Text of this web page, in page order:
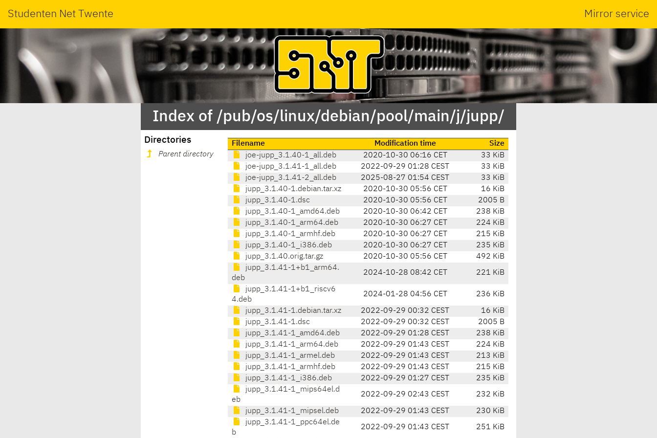
Studenten Net Twente Mirror service
Index of /pub/os/linux/debian/pool/main/j/jupp/
Directories
Parent directory
Filename Modification time
Size
joe-jupp_3.1.40-1_all.deb
2020-10-30 06:16 CET
33 KiB
joe-jupp_3.1.41-1_all.deb
2022-09-29 01:28 CEST
33 KiB
joe-jupp_3.1.41-2_all.deb
2025-08-27 01:54 CEST
33 KiB
jupp_3.1.40-1.debian.tar.xz
2020-10-30 05:56 CET
16 KiB
jupp_3.1.40-1.dsc
2020-10-30 05:56 CET
2005 B
jupp_3.1.40-1_amd64.deb
2020-10-30 06:42 CET
238 KiB
jupp_3.1.40-1_arm64.deb
2020-10-30 06:27 CET
224 KiB
jupp_3.1.40-1_armhf.deb
2020-10-30 06:27 CET
215 KiB
jupp_3.1.40-1_i386.deb
2020-10-30 06:27 CET
235 KiB
jupp_3.1.40.orig.tar.gz
2020-10-30 05:56 CET
492 KiB
jupp_3.1.41-1+b1_arm64.
deb
2024-10-28 08:42 CET 221 KiB
jupp_3.1.41-1+b1_riscv6
4.deb
2024-01-28 04:56 CET 236 KiB
jupp_3.1.41-1.debian.tar.xz 2022-09-29 00:32 CEST
16 KiB
jupp_3.1.41-1.dsc
2022-09-29 00:32 CEST
2005 B
jupp_3.1.41-1_amd64.deb
2022-09-29 01:28 CEST
238 KiB
jupp_3.1.41-1_arm64.deb
2022-09-29 01:43 CEST
224 KiB
jupp_3.1.41-1_armel.deb
2022-09-29 01:43 CEST
213 KiB
jupp_3.1.41-1_armhf.deb
2022-09-29 01:43 CEST
215 KiB
jupp_3.1.41-1_i386.deb
2022-09-29 01:27 CEST
235 KiB
jupp_3.1.41-1_mips64el.d
eb
2022-09-29 02:43 CEST 232 KiB
jupp_3.1.41-1_mipsel.deb 2022-09-29 01:43 CEST
230 KiB
jupp_3.1.41-1_ppc64el.de
b
2022-09-29 01:43 CEST 251 KiB